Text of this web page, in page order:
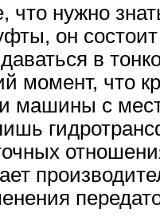
что нужно
он
в
момент, что
машины с